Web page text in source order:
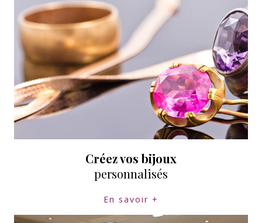
Créez vos bijoux
personnalisés
En savoir +